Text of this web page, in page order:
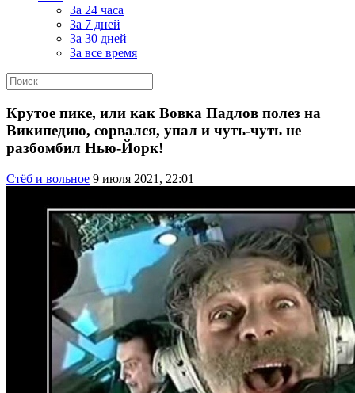
За 24 часа
За 7 дней
За 30 дней
За все время
Крутое пике, или как Вовка Падлов полез на
Википедию, сорвался, упал и чуть-чуть не
разбомбил Нью-Йорк!
Стёб и вольное 9 июля 2021, 22:01